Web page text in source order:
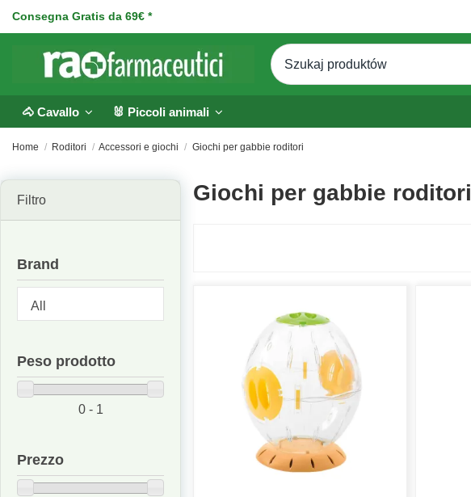
Consegna Gratis da 69€ *
🐴 Cavallo 🐰 Piccoli animali
Home Roditori Accessori e giochi Giochi per gabbie roditori
Giochi per gabbie roditori
Filtro
Brand
Peso prodotto
0 - 1
Prezzo